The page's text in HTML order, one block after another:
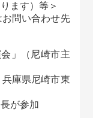
ます）等＞
問い合わせ先
」（尼崎市主
庫県尼崎市東
が参加